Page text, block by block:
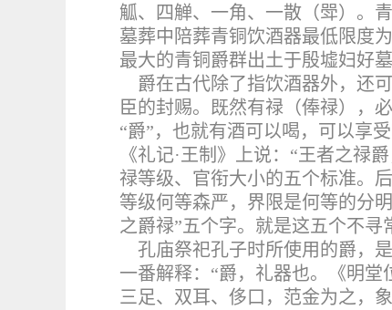
觚、四觯、一角、一散（斝）。
墓葬中陪葬青铜饮酒器最低限度
最大的青铜爵群出土于殷墟妇好
爵在古代除了指饮酒器外，还
臣的封赐。
既然有禄（俸禄），
“爵”，也就有酒可以喝，可以享
《礼记·王制》上说：“王者之禄
禄等级、官衔大小的五个标准。
等级何等森严，界限是何等的分
之爵禄”五个字。就是这五个不寻
孔庙祭祀孔子时所使用的爵，
一番解释：“爵，礼器也。《明堂
三足、双耳、侈口，范金为之，